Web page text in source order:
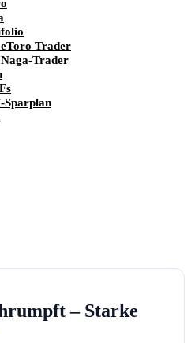
eToro Trader
Trader
Sparplan
– Starke